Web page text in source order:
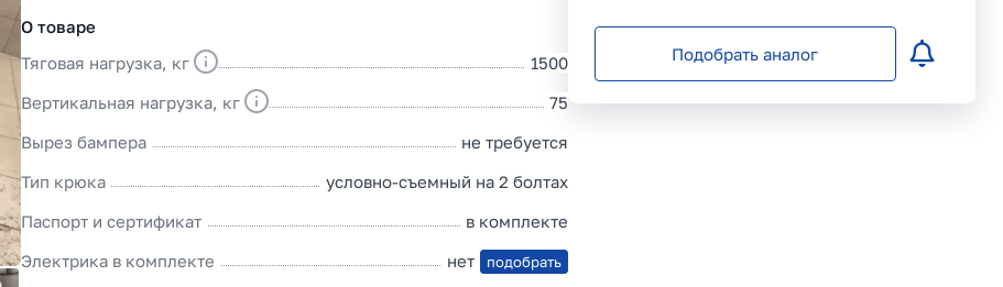
О товаре
Тяговая нагрузка, кг
1500
Вертикальная нагрузка, кг
75
Вырез бампера
не требуется
Тип крюка
условно-съемный на 2 болтах
Паспорт и сертификат
в комплекте
Электрика в комплекте
нет подобрать
Подобрать аналог